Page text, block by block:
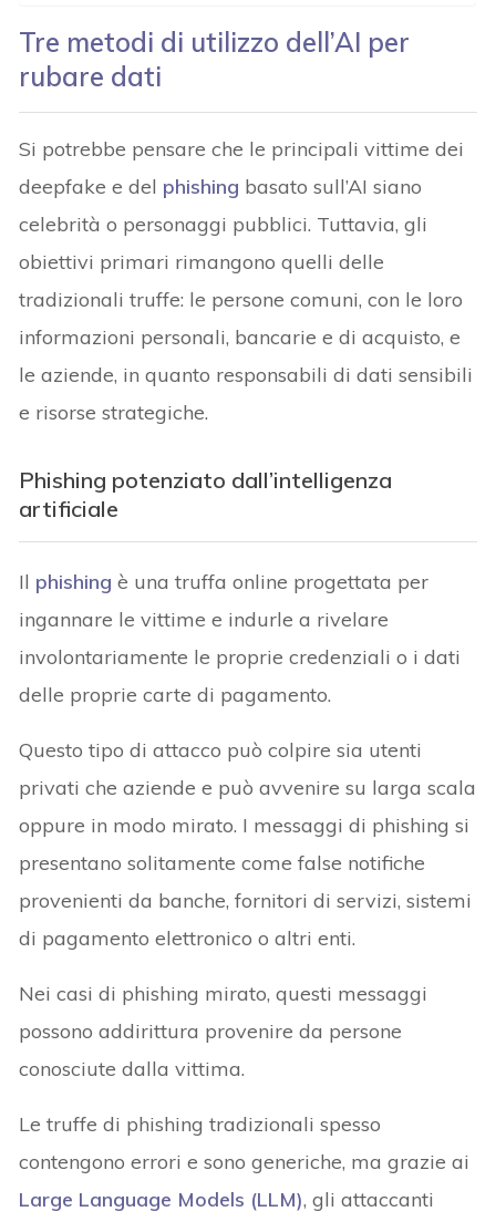
Tre metodi di utilizzo dell’AI per
rubare dati
Si potrebbe pensare che le principali vittime dei
deepfake e del phishing basato sull’AI siano
celebrità o personaggi pubblici. Tuttavia, gli
obiettivi primari rimangono quelli delle
tradizionali truffe: le persone comuni, con le loro
informazioni personali, bancarie e di acquisto, e
le aziende, in quanto responsabili di dati sensibili
e risorse strategiche.
Phishing potenziato dall’intelligenza
artificiale
Il phishing è una truffa online progettata per
ingannare le vittime e indurle a rivelare
involontariamente le proprie credenziali o i dati
delle proprie carte di pagamento.
Questo tipo di attacco può colpire sia utenti
privati che aziende e può avvenire su larga scala
oppure in modo mirato. I messaggi di phishing si
presentano solitamente come false notifiche
provenienti da banche, fornitori di servizi, sistemi
di pagamento elettronico o altri enti.
Nei casi di phishing mirato, questi messaggi
possono addirittura provenire da persone
conosciute dalla vittima.
Le truffe di phishing tradizionali spesso
contengono errori e sono generiche, ma grazie ai
Large Language Models (LLM), gli attaccanti